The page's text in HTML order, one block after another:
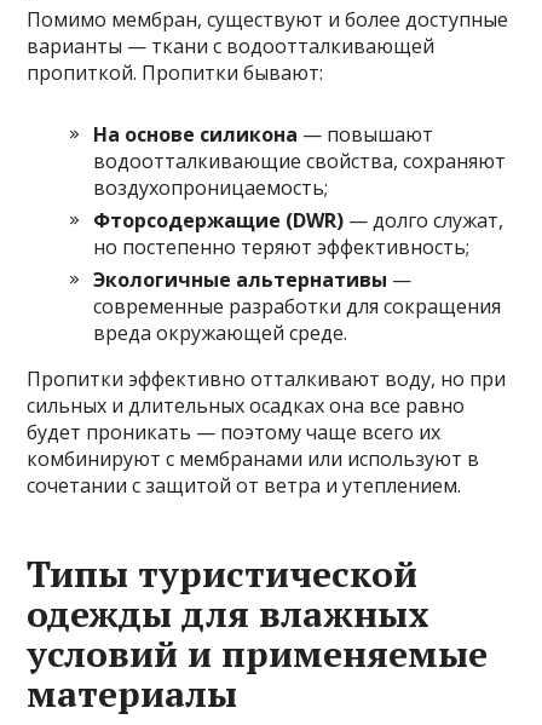
Помимо мембран, существуют и более доступные
варианты — ткани с водоотталкивающей
пропиткой. Пропитки бывают:
На основе силикона — повышают
водоотталкивающие свойства, сохраняют
воздухопроницаемость;
Фторсодержащие (DWR) — долго служат,
но постепенно теряют эффективность;
Экологичные альтернативы —
современные разработки для сокращения
вреда окружающей среде.
Пропитки эффективно отталкивают воду, но при
сильных и длительных осадках она все равно
будет проникать — поэтому чаще всего их
комбинируют с мембранами или используют в
сочетании с защитой от ветра и утеплением.
Типы туристической
одежды для влажных
условий и применяемые
материалы